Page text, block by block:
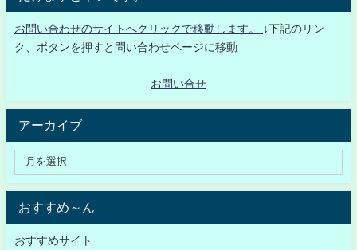
お問い合わせのサイトへクリックで移動します。
↓下記のリン
ク、ボタンを押すと問い合わせページに移動
お問い合せ
アーカイブ
おすすめ～ん
おすすめサイト